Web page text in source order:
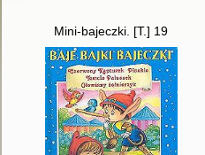
Mini-bajeczki. [T.] 19